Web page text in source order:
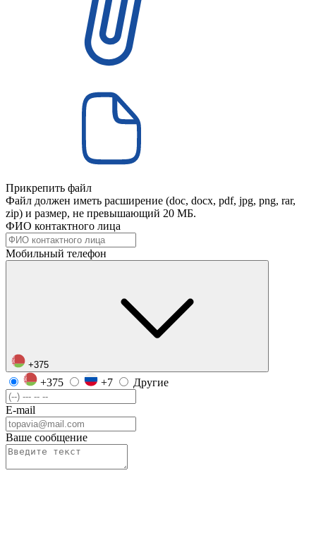
Прикрепить файл
Файл должен иметь расширение (doc, docx, pdf, jpg, png, rar,
zip) и размер, не превышающий 20 МБ.
ФИО контактного лица
Мобильный телефон
+375
+375 +7 Другие
E-mail
Ваше сообщение